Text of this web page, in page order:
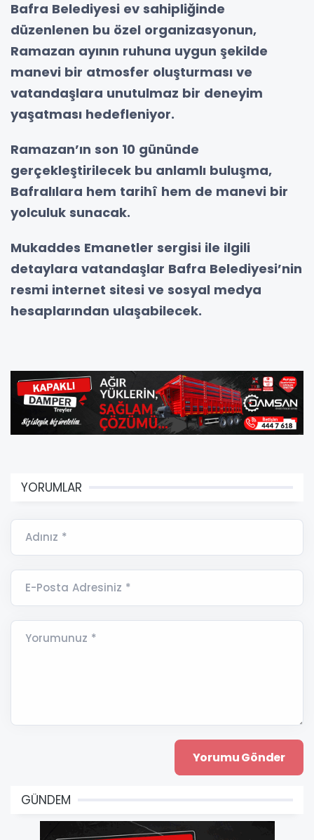
Bafra Belediyesi ev sahipliğinde
düzenlenen bu özel organizasyonun,
Ramazan ayının ruhuna uygun şekilde
manevi bir atmosfer oluşturması ve
vatandaşlara unutulmaz bir deneyim
yaşatması hedefleniyor.
Ramazan’ın son 10 gününde
gerçekleştirilecek bu anlamlı buluşma,
Bafralılara hem tarihî hem de manevi bir
yolculuk sunacak.
Mukaddes Emanetler sergisi ile ilgili
detaylara vatandaşlar Bafra Belediyesi’nin
resmi internet sitesi ve sosyal medya
hesaplarından ulaşabilecek.
YORUMLAR
Adınız *
E-Posta Adresiniz *
Yorumunuz *
GÜNDEM